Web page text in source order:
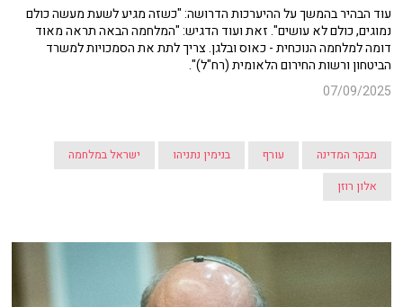
עוד הבהיר בהמשך על ההיערכות הדרושה: "כשזה מגיע לשעת מעשה כולם
נמוגים, כולם לא עושים". זאת ועוד הדגיש: "המלחמה הבאה תראה מאוד
דומה למלחמה הנוכחית - כאוס ובלגן. צריך לתת את הסמכויות למשרד
הביטחון ורשות החירום הלאומית (רח"ל)".
07/09/2025
מבקר המדינה עורף בנימין נתניהו
ישראל במלחמה
אלון רוזן